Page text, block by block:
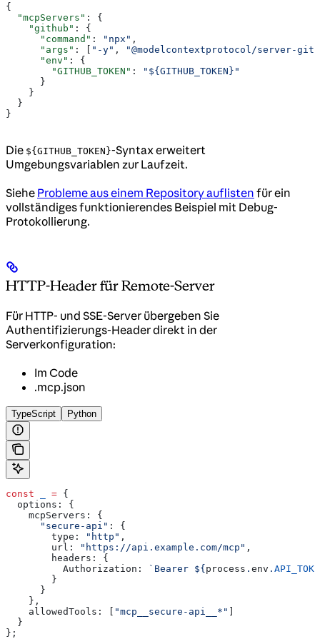
{
  "mcpServers"
: {
    "github"
: {
      "command"
: "npx" ,
      "args"
: [ "-y" ,
"@modelcontextprotocol/server-
      "env"
: {
        "GITHUB_TOKEN"
:
"${GITHUB_TOKEN}"
      }
    }
  }
}
Die ${GITHUB_TOKEN}-Syntax erweitert
Umgebungsvariablen zur Laufzeit.
Siehe Probleme aus einem Repository auflisten für ein
vollständiges funktionierendes Beispiel mit Debug-
Protokollierung.
HTTP-Header für Remote-Server
Für HTTP- und SSE-Server übergeben Sie
Authentifizierungs-Header direkt in der
Serverkonfiguration:
Im Code
.mcp.json
TypeScript Python
const = {
  options:
{
    mcpServers:
{
      "secure-api"
:
{
        type:
"http" ,
        url:
"https://api.example.com/mcp" ,
        headers:
{
          Authorization:
`Bearer ${process . env .
        }
      }
    },
    allowedTools:
[ "mcp__secure-api__*" ]
  }
};